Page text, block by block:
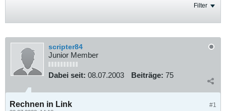
Filter
scripter84
Junior Member
Dabei seit: 08.07.2003 Beiträge: 75
#1
Rechnen in Link